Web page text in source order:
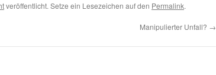
veröffentlicht. Setze ein Lesezeichen auf den Permalink.
Manipulierter Unfall? →